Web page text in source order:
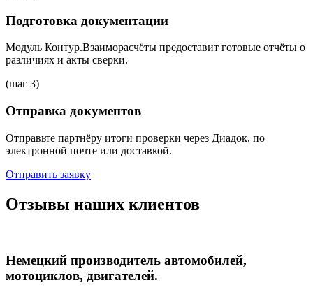
Подготовка документации
Модуль Контур.Взаиморасчёты предоставит готовые отчёты о
различиях и акты сверки.
(шаг 3)
Отправка документов
Отправьте партнёру итоги проверки через Диадок, по
электронной почте или доставкой.
Отправить заявку
Отзывы наших клиентов
Немецкий производитель автомобилей,
мотоциклов, двигателей.